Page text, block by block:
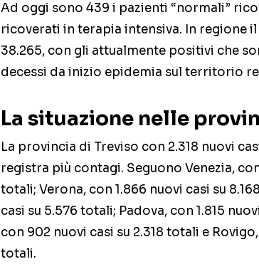
Ad oggi sono 439 i pazienti “normali”
ricoverati in terapia intensiva. In regione
38.265, con gli attualmente positivi che
decessi da inizio epidemia sul territorio
La situazione nelle
La provincia di Treviso con 2.318 nuovi
registra più contagi. Seguono Venezia,
totali; Verona, con 1.866 nuovi casi su
casi su 5.576 totali; Padova, con 1.815
con 902 nuovi casi su 2.318 totali e
totali.